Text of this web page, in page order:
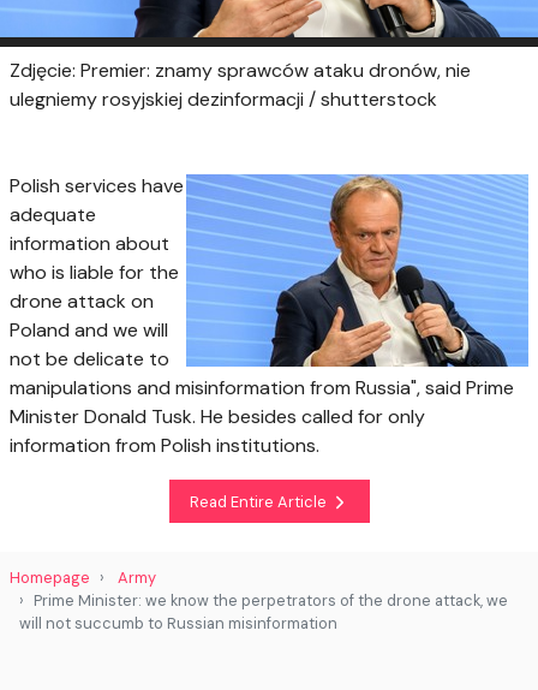
Zdjęcie: Premier: znamy sprawców ataku dronów, nie
ulegniemy rosyjskiej dezinformacji / shutterstock
Polish services have
adequate
information about
who is liable for the
drone attack on
Poland and we will
not be delicate to
manipulations and misinformation from Russia", said Prime
Minister Donald Tusk. He besides called for only
information from Polish institutions.
Read Entire Article
Homepage
Army
Prime Minister: we know the perpetrators of the drone attack, we
will not succumb to Russian misinformation